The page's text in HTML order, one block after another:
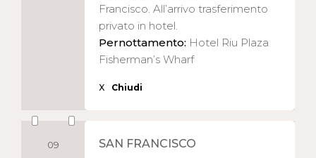
Francisco. All’arrivo trasferimento
privato in hotel.
Pernottamento: Hotel Riu Plaza
Fisherman’s Wharf
X Chiudi
09 SAN FRANCISCO